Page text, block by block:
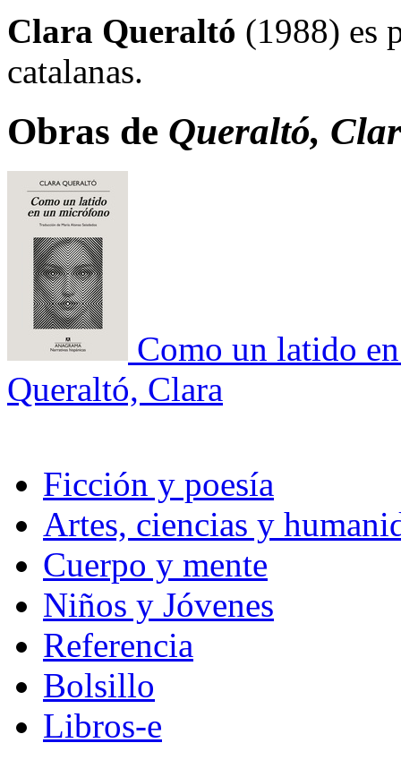
Clara Queraltó (1988) es
catalanas.
Obras de Queraltó,
Como un latido
Queraltó, Clara
Ficción y poesía
Artes, ciencias y
Cuerpo y mente
Niños y Jóvenes
Referencia
Bolsillo
Libros-e